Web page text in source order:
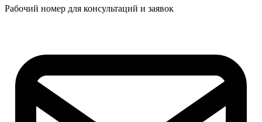
Рабочий номер для консультаций и заявок